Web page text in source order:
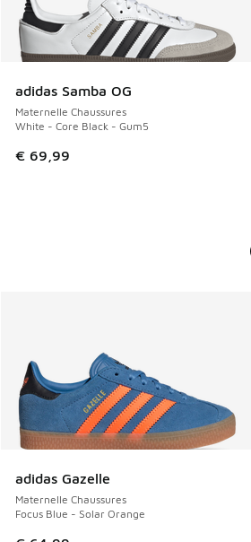
adidas Samba OG
Maternelle Chaussures
White - Core Black - Gum5
€ 69,99
adidas Gazelle
Maternelle Chaussures
Focus Blue - Solar Orange